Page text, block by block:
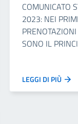
COMUNICATO
2023: NEI
SONO IL
LEGGI DI PIÙ